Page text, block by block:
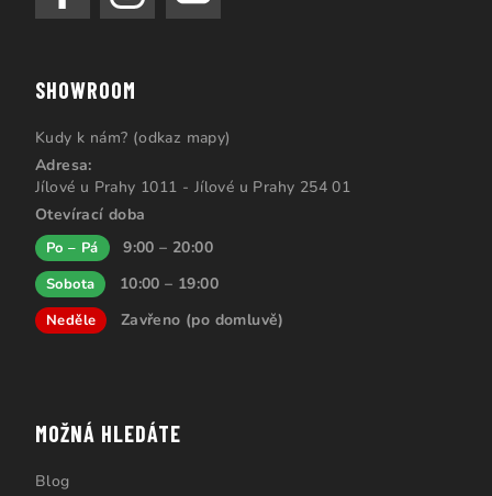
SHOWROOM
Kudy k nám? (odkaz mapy)
Adresa:
Jílové u Prahy 1011 - Jílové u Prahy 254 01
Otevírací doba
Po – Pá 9:00 – 20:00
Sobota 10:00 – 19:00
Neděle Zavřeno (po domluvě)
MOŽNÁ HLEDÁTE
Blog